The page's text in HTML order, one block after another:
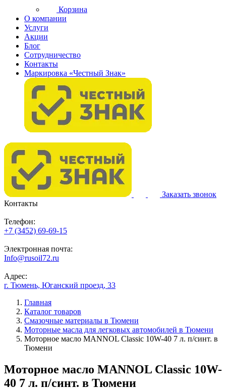
Корзина
О компании
Услуги
Акции
Блог
Сотрудничество
Контакты
Маркировка «Честный Знак»
Заказать звонок
Контакты
Телефон:
+7 (3452) 69-69-15
Электронная почта:
Info@rusoil72.ru
Адрес:
г. Тюмень, Юганский проезд, 33
Главная
Каталог товаров
Смазочные материалы в Тюмени
Моторные масла для легковых автомобилей в Тюмени
Моторное масло MANNOL Classic 10W-40 7 л. п/синт. в
Тюмени
Моторное масло MANNOL Classic 10W-
40 7 л. п/синт. в Тюмени